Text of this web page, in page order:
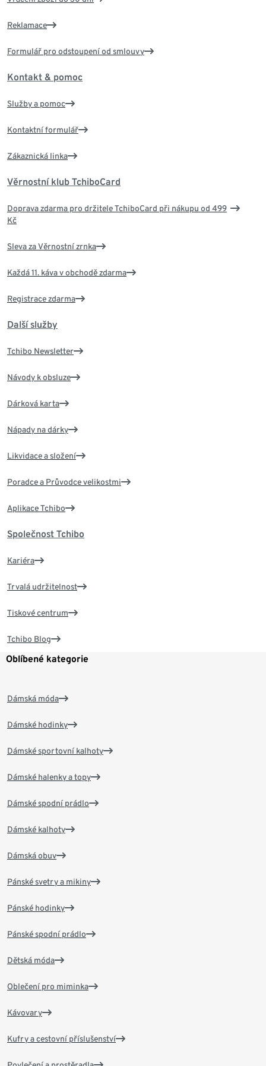
Reklamace
Formulář pro odstoupení od smlouvy
Kontakt & pomoc
Služby a pomoc
Kontaktní formulář
Zákaznická linka
Věrnostní klub TchiboCard
Doprava zdarma pro držitele TchiboCard při nákupu od 499
Kč
Sleva za Věrnostní zrnka
Každá 11. káva v obchodě zdarma
Registrace zdarma
Další služby
Tchibo Newsletter
Návody k obsluze
Dárková karta
Nápady na dárky
Likvidace a složení
Poradce a Průvodce velikostmi
Aplikace Tchibo
Společnost Tchibo
Kariéra
Trvalá udržitelnost
Tiskové centrum
Tchibo Blog
Oblíbené kategorie
Dámská móda
Dámské hodinky
Dámské sportovní kalhoty
Dámské halenky a topy
Dámské spodní prádlo
Dámské kalhoty
Dámská obuv
Pánské svetry a mikiny
Pánské hodinky
Pánské spodní prádlo
Dětská móda
Oblečení pro miminka
Kávovary
Kufry a cestovní příslušenství